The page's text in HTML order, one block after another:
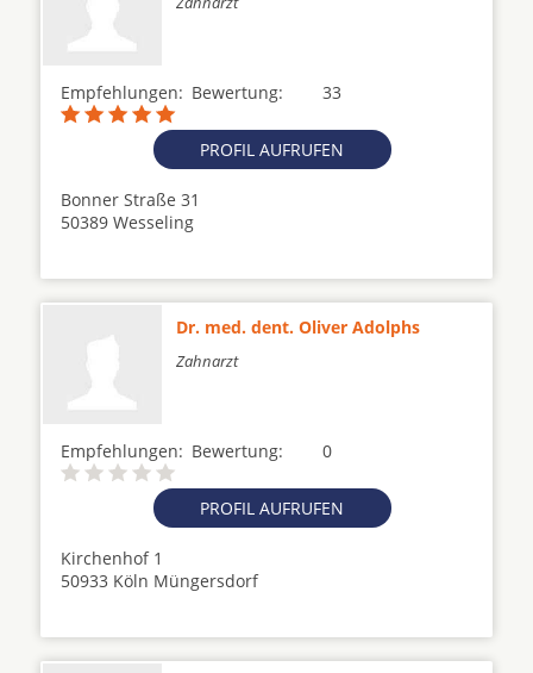
Empfehlungen: 33
Bewertung:
PROFIL AUFRUFEN
Bonner Straße 31
50389 Wesseling
Dr. med. dent. Oliver Adolphs
Zahnarzt
Empfehlungen: 0
Bewertung:
PROFIL AUFRUFEN
Kirchenhof 1
50933 Köln Müngersdorf